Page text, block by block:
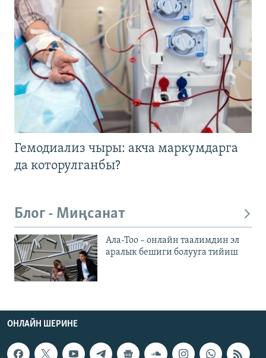
Гемодиализ чыры: акча маркумдарга
да которулганбы?
Блог - Миңсанат
Ала-Тоо – онлайн таалимдин эл
аралык бешиги болууга тийиш
ОНЛАЙН ШЕРИНЕ